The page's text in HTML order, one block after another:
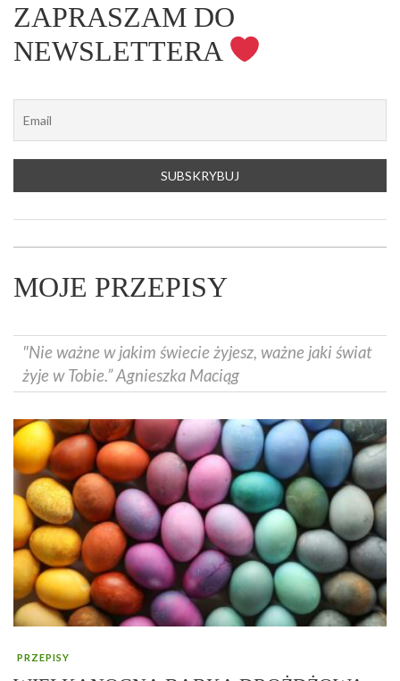
ZAPRASZAM DO
NEWSLETTERA
MOJE PRZEPISY
"Nie ważne w jakim świecie żyjesz, ważne jaki świat
żyje w Tobie.” Agnieszka Maciąg
PRZEPISY